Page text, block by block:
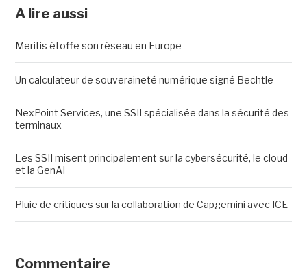
A lire aussi
Meritis étoffe son réseau en Europe
Un calculateur de souveraineté numérique signé Bechtle
NexPoint Services, une SSII spécialisée dans la sécurité des
terminaux
Les SSII misent principalement sur la cybersécurité, le cloud
et la GenAI
Pluie de critiques sur la collaboration de Capgemini avec ICE
Commentaire